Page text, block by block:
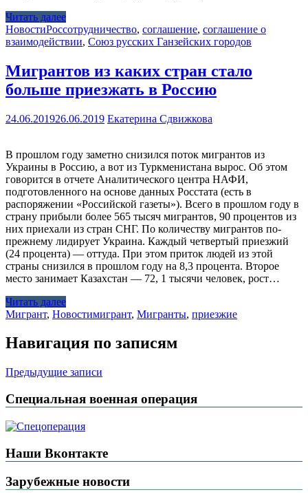
Читать далее
НовостиРоссотрудничество, соглашение, соглашение о
взаимодействии, Союз русских Ганзейских городов
Мигрантов из каких стран стало
больше приезжать в Россию
24.06.201926.06.2019 Екатерина Сдвижкова
В прошлом году заметно снизился поток мигрантов из
Украины в Россию, а вот из Туркменистана вырос. Об этом
говорится в отчете Аналитического центра НАФИ,
подготовленного на основе данных Росстата (есть в
распоряжении «Российской газеты»). Всего в прошлом году в
страну прибыли более 565 тысяч мигрантов, 90 процентов из
них приехали из стран СНГ. По количеству мигрантов по-
прежнему лидирует Украина. Каждый четвертый приезжий
(24 процента) — оттуда. При этом приток людей из этой
страны снизился в прошлом году на 8,3 процента. Второе
место занимает Казахстан — 72, 1 тысячи человек, рост…
Читать далее
Мигрант, Новостимигрант, Мигранты, приезжие
Навигация по записям
Предыдущие записи
Специальная военная операция
Наши Вконтакте
Зарубежные новости